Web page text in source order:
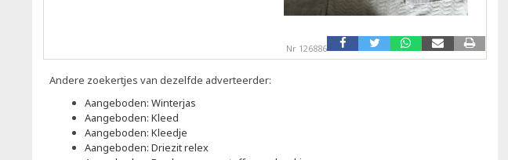
Nr 126886
Andere zoekertjes van dezelfde adverteerder:
Aangeboden: Winterjas
Aangeboden: Kleed
Aangeboden: Kleedje
Aangeboden: Driezit relex